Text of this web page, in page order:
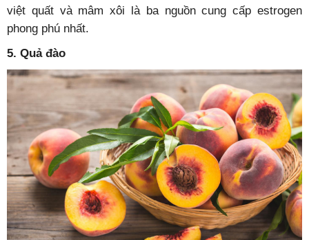
việt quất và mâm xôi là ba nguồn cung cấp estrogen
phong phú nhất.
5. Quả đào